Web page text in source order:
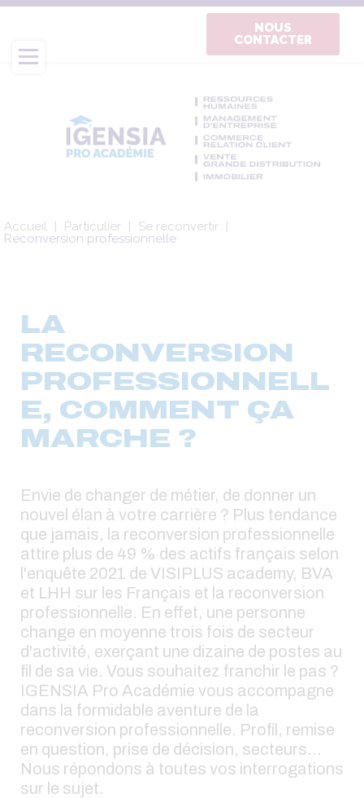
Aller
contenu
principal
NOUS
CONTACTER
Fil
d'Ariane
Accueil Particulier
Se reconvertir
Reconversion professionnelle
LA
RECONVERSION
PROFESSIONNELL
E, COMMENT ÇA
MARCHE ?
Envie de changer de métier, de donner un
nouvel élan à votre carrière ? Plus tendance
que jamais, la reconversion professionnelle
attire plus de 49 % des actifs français selon
l'enquête 2021 de VISIPLUS academy, BVA
et LHH sur les Français et la reconversion
professionnelle. En effet, une personne
change en moyenne trois fois de secteur
d'activité, exerçant une dizaine de postes au
fil de sa vie. Vous souhaitez franchir le pas ?
IGENSIA Pro Académie vous accompagne
dans la formidable aventure de la
reconversion professionnelle. Profil, remise
en question, prise de décision, secteurs…
Nous répondons à toutes vos interrogations
sur le sujet.